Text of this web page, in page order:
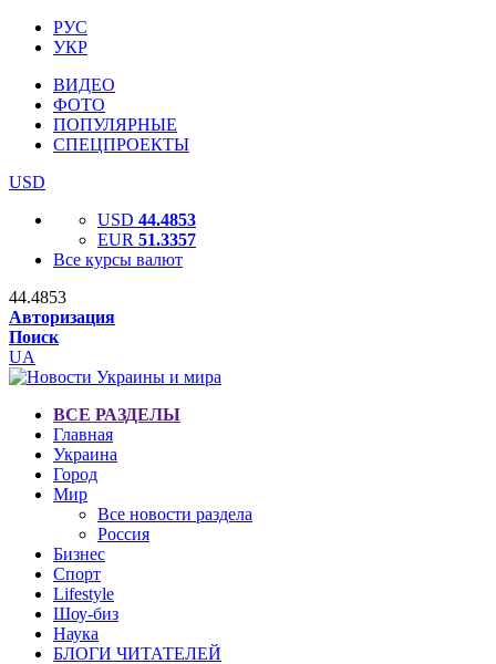
РУС
УКР
ВИДЕО
ФОТО
ПОПУЛЯРНЫЕ
СПЕЦПРОЕКТЫ
USD
USD 44.4853
EUR 51.3357
Все курсы валют
44.4853
Авторизация
Поиск
UA
ВСЕ РАЗДЕЛЫ
Главная
Украина
Город
Мир
Все новости раздела
Россия
Бизнес
Спорт
Lifestyle
Шоу-биз
Наука
БЛОГИ ЧИТАТЕЛЕЙ